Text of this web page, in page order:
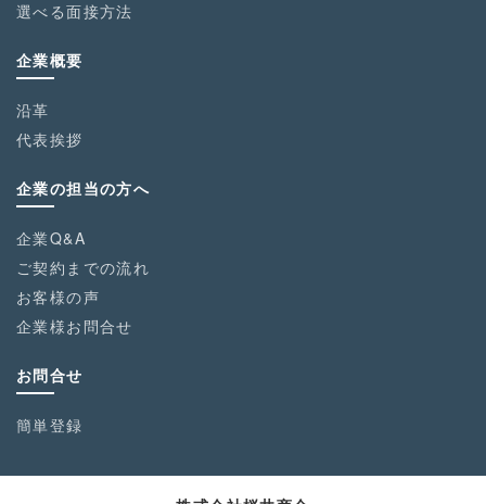
選べる面接方法
企業概要
沿革
代表挨拶
企業の担当の方へ
企業Q&A
ご契約までの流れ
お客様の声
企業様お問合せ
お問合せ
簡単登録